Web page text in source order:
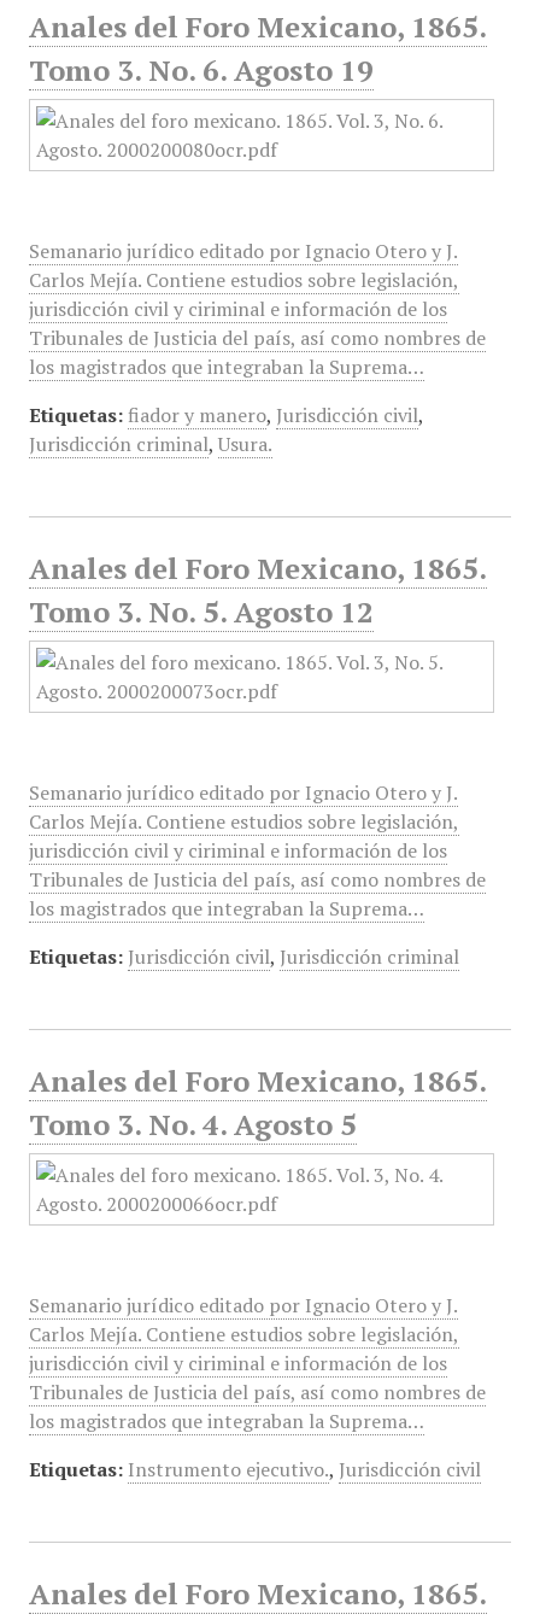
Anales del Foro Mexicano, 1865.
Tomo 3. No. 6. Agosto 19
Semanario jurídico editado por Ignacio Otero y J.
Carlos Mejía. Contiene estudios sobre legislación,
jurisdicción civil y ciriminal e información de los
Tribunales de Justicia del país, así como nombres de
los magistrados que integraban la Suprema…
Etiquetas: fiador y manero, Jurisdicción civil,
Jurisdicción criminal, Usura.
Anales del Foro Mexicano, 1865.
Tomo 3. No. 5. Agosto 12
Semanario jurídico editado por Ignacio Otero y J.
Carlos Mejía. Contiene estudios sobre legislación,
jurisdicción civil y ciriminal e información de los
Tribunales de Justicia del país, así como nombres de
los magistrados que integraban la Suprema…
Etiquetas: Jurisdicción civil, Jurisdicción criminal
Anales del Foro Mexicano, 1865.
Tomo 3. No. 4. Agosto 5
Semanario jurídico editado por Ignacio Otero y J.
Carlos Mejía. Contiene estudios sobre legislación,
jurisdicción civil y ciriminal e información de los
Tribunales de Justicia del país, así como nombres de
los magistrados que integraban la Suprema…
Etiquetas: Instrumento ejecutivo., Jurisdicción civil
Anales del Foro Mexicano, 1865.